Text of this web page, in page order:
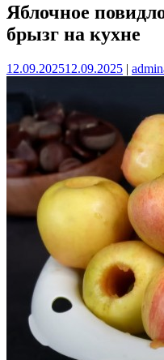
Яблочное
брызг на кухне
12.09.202512.09.2025 | admin